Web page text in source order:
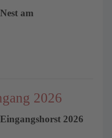
am
2026
2026